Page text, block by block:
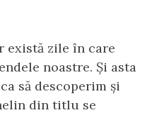
există zile în care
noastre. Și asta
să descoperim și
din titlu se